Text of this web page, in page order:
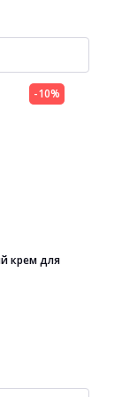
крем для
-10%